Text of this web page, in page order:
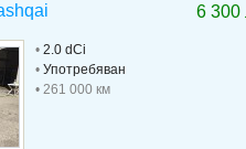
6 300
• 2.0 dCi
• Употребяван
• 261 000 км